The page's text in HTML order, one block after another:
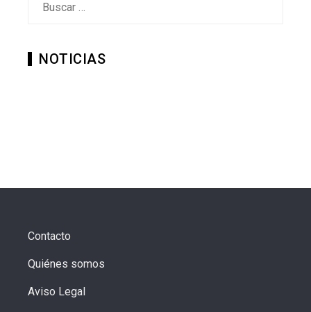
NOTICIAS
Contacto
Quiénes somos
Aviso Legal